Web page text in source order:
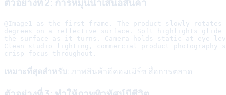
ตัวอย่างที่ 2: การหมุนนำเสนอสินค้า
@Image1 as the first frame. The product slowly rotates
degrees on a reflective surface. Soft highlights glide
the surface as it turns. Camera holds static at eye
Clean studio lighting, commercial product photography
เหมาะที่สุดสำหรับ: ภาพสินค้าอีคอมเมิร์ซ สื่อการตลาด